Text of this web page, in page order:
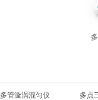
多管漩涡混匀仪 多点